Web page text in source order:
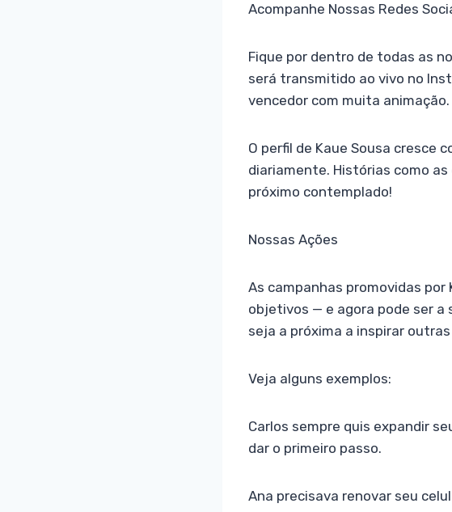
Acompanhe Nossas Redes
Fique por dentro de todas as
será transmitido ao vivo no
vencedor com muita animação.
O perfil de Kaue Sousa cresce
diariamente. Histórias como
próximo contemplado!
Nossas Ações
As campanhas promovidas por
objetivos — e agora pode ser a
seja a próxima a inspirar
Veja alguns exemplos:
Carlos sempre quis expandir
dar o primeiro passo.
Ana precisava renovar seu